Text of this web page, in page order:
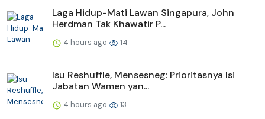
Laga Hidup-Mati Lawan Singapura, John
Herdman Tak Khawatir P...
4 hours ago 14
Isu Reshuffle, Mensesneg: Prioritasnya Isi
Jabatan Wamen yan...
4 hours ago 13